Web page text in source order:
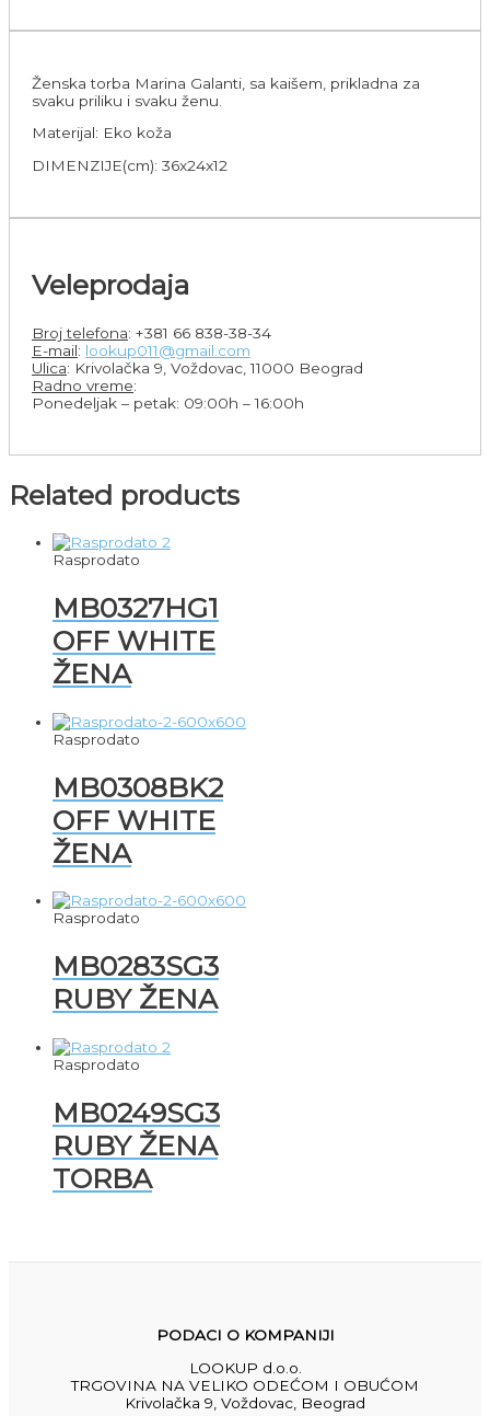
Ženska torba Marina Galanti, sa kaišem, prikladna za
svaku priliku i svaku ženu.
Materijal: Eko koža
DIMENZIJE(cm): 36x24x12
Veleprodaja
Broj telefona: +381 66 838-38-34
E-mail: lookup011@gmail.com
Ulica: Krivolačka 9, Voždovac, 11000 Beograd
Radno vreme:
Ponedeljak – petak: 09:00h – 16:00h
Related products
Rasprodato
MB0327HG1
OFF WHITE
ŽENA
Rasprodato
MB0308BK2
OFF WHITE
ŽENA
Rasprodato
MB0283SG3
RUBY ŽENA
Rasprodato
MB0249SG3
RUBY ŽENA
TORBA
PODACI O KOMPANIJI
LOOKUP d.o.o.
TRGOVINA NA VELIKO ODEĆOM I OBUĆOM
Krivolačka 9, Voždovac, Beograd